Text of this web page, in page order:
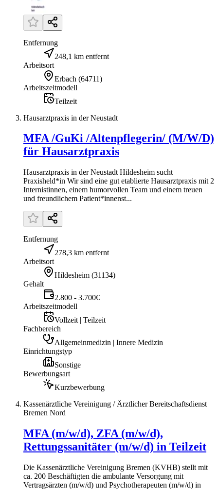
Entfernung
248,1 km entfernt
Arbeitsort
Erbach (64711)
Arbeitszeitmodell
Teilzeit
Hausarztpraxis in der Neustadt
MFA /GuKi /Altenpflegerin/ (M/W/D)
für Hausarztpraxis
Hausarztpraxis in der Neustadt Hildesheim sucht
Praxisheld*in Wir sind eine gut etablierte Hausarztpraxis mit 2
Internistinnen, einem humorvollen Team und einem treuen
und freundlichem Patient*innenst...
Entfernung
278,3 km entfernt
Arbeitsort
Hildesheim (31134)
Gehalt
2.800 - 3.700€
Arbeitszeitmodell
Vollzeit | Teilzeit
Fachbereich
Allgemeinmedizin | Innere Medizin
Einrichtungstyp
Sonstige
Bewerbungsart
Kurzbewerbung
Kassenärztliche Vereinigung / Ärztlicher Bereitschaftsdienst
Bremen Nord
MFA (m/w/d), ZFA (m/w/d),
Rettungssanitäter (m/w/d) in Teilzeit
Die Kassenärztliche Vereinigung Bremen (KVHB) stellt mit
ca. 200 Beschäftigten die ambulante Versorgung mit
Vertragsärzten (m/w/d) und Psychotherapeuten (m/w/d) in